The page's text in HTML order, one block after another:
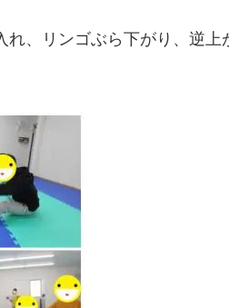
、リンゴぶら下がり、逆上